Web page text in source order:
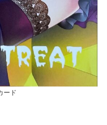
ード